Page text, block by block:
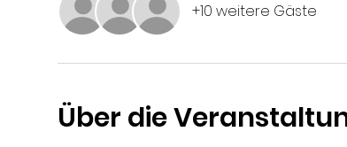
+10 weitere Gäste
Über die